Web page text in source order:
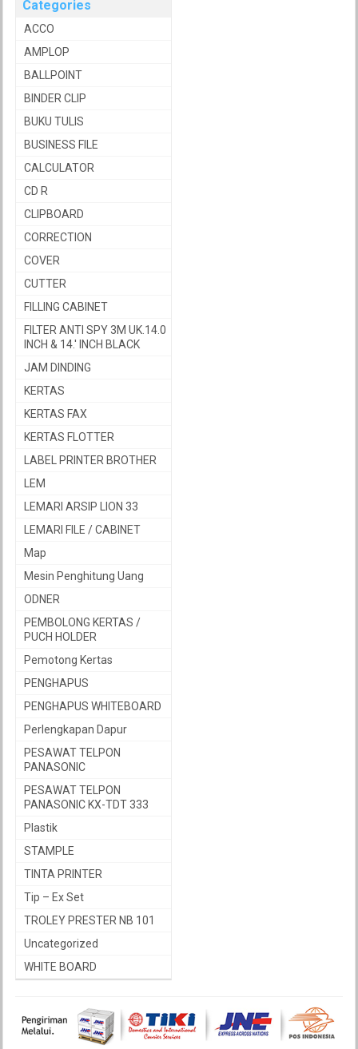
Categories
ACCO
AMPLOP
BALLPOINT
BINDER CLIP
BUKU TULIS
BUSINESS FILE
CALCULATOR
CD R
CLIPBOARD
CORRECTION
COVER
CUTTER
FILLING CABINET
FILTER ANTI SPY 3M UK.14.0
INCH & 14.' INCH BLACK
JAM DINDING
KERTAS
KERTAS FAX
KERTAS FLOTTER
LABEL PRINTER BROTHER
LEM
LEMARI ARSIP LION 33
LEMARI FILE / CABINET
Map
Mesin Penghitung Uang
ODNER
PEMBOLONG KERTAS /
PUCH HOLDER
Pemotong Kertas
PENGHAPUS
PENGHAPUS WHITEBOARD
Perlengkapan Dapur
PESAWAT TELPON
PANASONIC
PESAWAT TELPON
PANASONIC KX-TDT 333
Plastik
STAMPLE
TINTA PRINTER
Tip – Ex Set
TROLEY PRESTER NB 101
Uncategorized
WHITE BOARD